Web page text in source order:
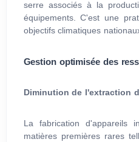
serre associés à la
équipements. C'est une
objectifs climatiques
Gestion optimisée des
Diminution de l'extraction
La fabrication d'appareils
matières premières rares